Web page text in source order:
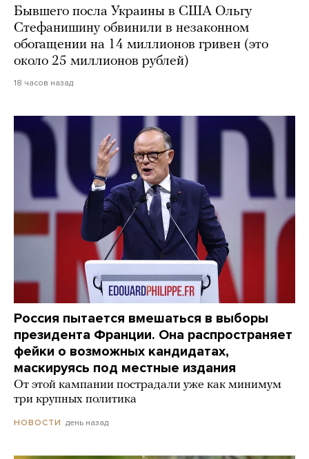
Бывшего посла Украины в США Ольгу
Стефанишину обвинили в незаконном
обогащении на 14 миллионов гривен (это
около 25 миллионов рублей)
18 часов назад
Россия пытается вмешаться в выборы
президента Франции. Она распространяет
фейки о возможных кандидатах,
маскируясь под местные издания
От этой кампании пострадали уже как минимум
три крупных политика
НОВОСТИ день назад